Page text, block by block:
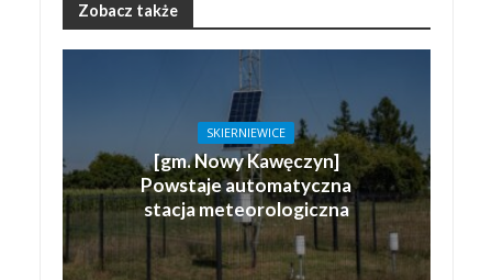
Zobacz także
SKIERNIEWICE
[gm. Nowy Kawęczyn]
Powstaje automatyczna
stacja meteorologiczna